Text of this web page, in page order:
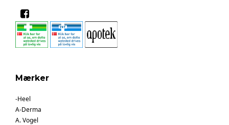
Mærker
-Heel
A-Derma
A. Vogel